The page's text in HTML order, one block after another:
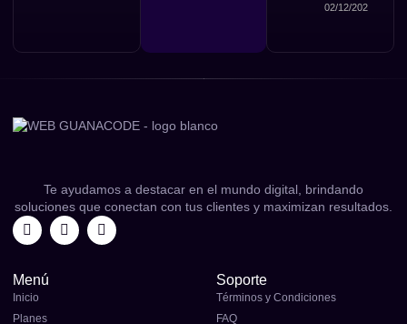
02/12/2024
Te ayudamos a destacar en el mundo digital, brindando
soluciones que conectan con tus clientes y maximizan resultados.
Menú
Inicio
Planes
Soporte
Términos y Condiciones
FAQ